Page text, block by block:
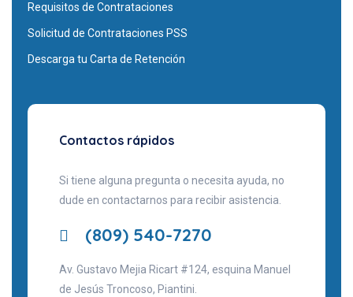
Requisitos de Contrataciones
Solicitud de Contrataciones PSS
Descarga tu Carta de Retención
Contactos rápidos
Si tiene alguna pregunta o necesita ayuda, no
dude en contactarnos para recibir asistencia.
(809) 540-7270
Av. Gustavo Mejia Ricart #124, esquina Manuel
de Jesús Troncoso, Piantini.